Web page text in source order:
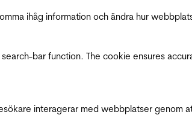
ihåg information och ändra hur
bar function. The cookie ensures
interagerar med webbplatser genom